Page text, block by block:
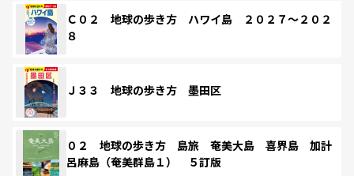
Ｃ０２ 地球の歩き方 ハワイ島 ２０２７～２０２
８
Ｊ３３ 地球の歩き方 墨田区
０２ 地球の歩き方 島旅 奄美大島 喜界島 加計
呂麻島（奄美群島１） ５訂版